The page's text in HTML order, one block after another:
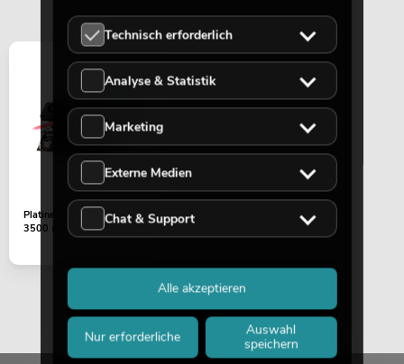
Platine (Output) DDA-
3500 ()
Technisch erforderlich
Analyse & Statistik
Marketing
Externe Medien
Chat & Support
Nur erforderliche
Auswahl
speichern
Alle akzeptieren